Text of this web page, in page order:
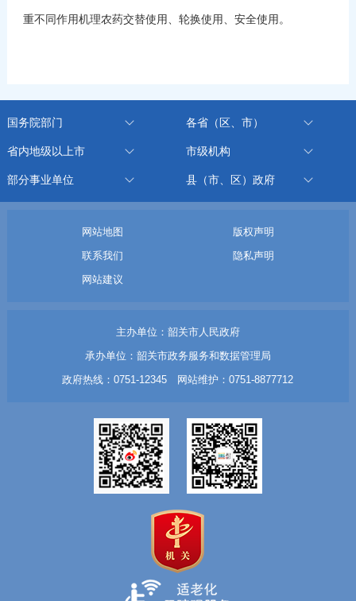
重不同作用机理农药交替使用、轮换使用、安全使用。
国务院部门 各省（区、市）
省内地级以上市 市级机构
部分事业单位 县（市、区）政府
网站地图
版权声明
联系我们
隐私声明
网站建议
主办单位：韶关市人民政府
承办单位：韶关市政务服务和数据管理局
政府热线：0751-12345 网站维护：0751-8877712